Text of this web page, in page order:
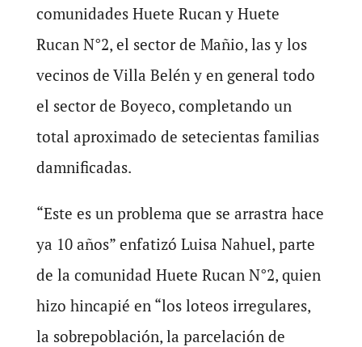
comunidades Huete Rucan y Huete
Rucan N°2, el sector de Mañio, las y los
vecinos de Villa Belén y en general todo
el sector de Boyeco, completando un
total aproximado de setecientas familias
damnificadas.
“Este es un problema que se arrastra hace
ya 10 años” enfatizó Luisa Nahuel, parte
de la comunidad Huete Rucan N°2, quien
hizo hincapié en “los loteos irregulares,
la sobrepoblación, la parcelación de